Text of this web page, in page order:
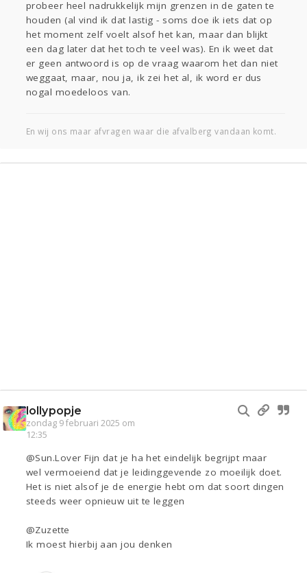
probeer heel nadrukkelijk mijn grenzen in de gaten te
houden (al vind ik dat lastig - soms doe ik iets dat op
het moment zelf voelt alsof het kan, maar dan blijkt
een dag later dat het toch te veel was). En ik weet dat
er geen antwoord is op de vraag waarom het dan niet
weggaat, maar, nou ja, ik zei het al, ik word er dus
nogal moedeloos van.
En wij ons maar afvragen waar die afvalberg vandaan komt.
lollypopje
zondag 9 februari 2025 om
12:35
@Sun.Lover Fijn dat je ha het eindelijk begrijpt maar
wel vermoeiend dat je leidinggevende zo moeilijk doet.
Het is niet alsof je de energie hebt om dat soort dingen
steeds weer opnieuw uit te leggen
@Zuzette
Ik moest hierbij aan jou denken